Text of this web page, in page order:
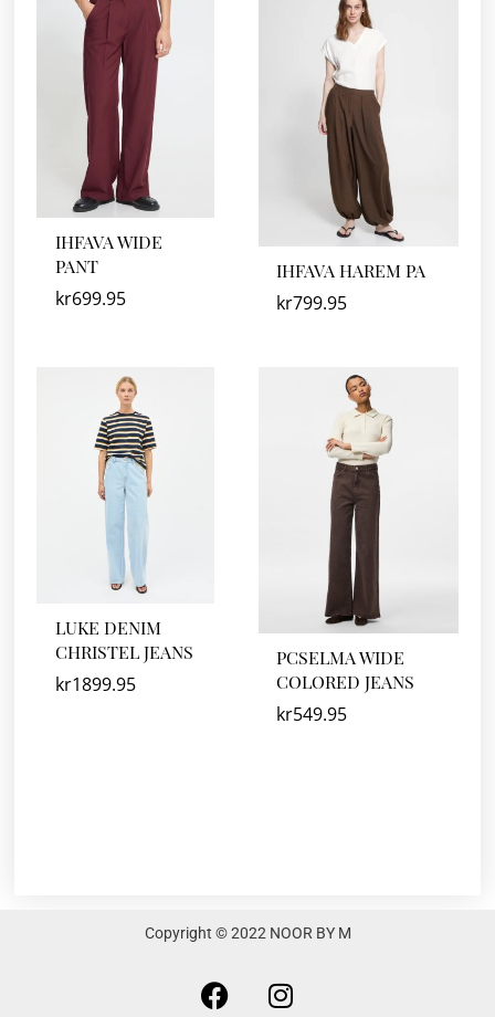
IHFAVA WIDE
PANT
kr699.95
IHFAVA HAREM PA
kr799.95
LUKE DENIM
CHRISTEL JEANS
kr1899.95
PCSELMA WIDE
COLORED JEANS
kr549.95
Copyright © 2022 NOOR BY M
F
a
I
n